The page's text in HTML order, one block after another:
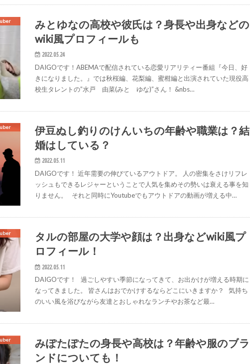
みとゆなの高校や彼氏は？身長や出身などの
wiki風プロフィールも
2022.05.24
DAIGOです！ABEMAで配信されている恋愛リアリティー番組『今日、好
きになりました。』では秋桜編、花梨編、蜜柑編と出演されていた現役高
校生タレントの”水戸 由菜(みと ゆな)”さん！ &nbs…
伊豆ぬし釣りのけんいちの年齢や職業は？結
婚はしている？
2022.05.11
DAIGOです！ 近年需要の伸びているアウトドア。 人の密集をさけリフレ
ッシュもできるレジャーということで人気を集めその勢いは衰える事を知
りません。 それと同時にYoutubeでもアウトドアの動画が増える中…
タルの部屋の大学や顔は？出身などwiki風プ
ロフィール！
2022.05.11
DAIGOです！ 過ごしやすい季節になってきて、お出かけが増える時期に
なってきました。 皆さんはおでかけするならどこにいきますか？ 気持ち
のいい風を浴びながら友達とおしゃれなランチやお茶など最…
みぽたぽたの身長や高校は？年齢や服のブラ
ンドについても！